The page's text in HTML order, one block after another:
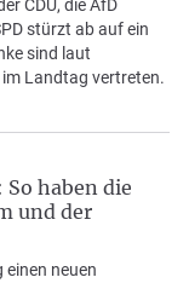
CDU, die AfD
stürzt ab auf ein
sind laut
Landtag vertreten.
haben die
und der
neuen